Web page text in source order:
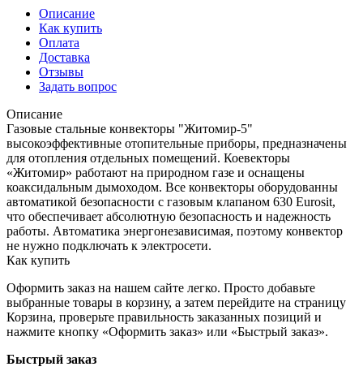
Описание
Как купить
Оплата
Доставка
Отзывы
Задать вопрос
Описание
Газовые стальные конвекторы "Житомир-5"
высокоэффективные отопительные приборы, предназначены
для отопления отдельных помещений. Коевекторы
«Житомир» работают на природном газе и оснащены
коаксидальным дымоходом. Все конвекторы оборудованны
автоматикой безопасности с газовым клапаном 630 Eurosit,
что обеспечивает абсолютную безопасность и надежность
работы. Автоматика энергонезависимая, поэтому конвектор
не нужно подключать к электросети.
Как купить
Оформить заказ на нашем сайте легко. Просто добавьте
выбранные товары в корзину, а затем перейдите на страницу
Корзина, проверьте правильность заказанных позиций и
нажмите кнопку «Оформить заказ» или «Быстрый заказ».
Быстрый заказ